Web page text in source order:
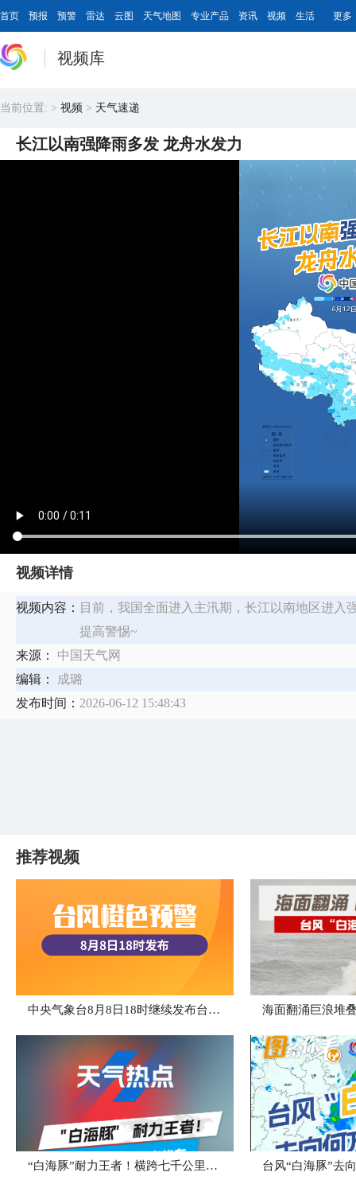
首页 预报 预警 雷达 云图 天气地图 专业产品 资讯 视频 生活 更多
视频库
当前位置: > 视频 > 天气速递
长江以南强降雨多发 龙舟水发力
视频详情
视频内容： 目前，我国全面进入主汛期，长江以南地区进入
提高警惕~
来源：
中国天气网
编辑：
成璐
发布时间： 2026-06-12 15:48:43
推荐视频
中央气象台8月8日18时继续发布台风橙色预警 海面翻涌巨浪堆
“白海豚”耐力王者！横跨七千公里直奔华东 台风“白海豚”去